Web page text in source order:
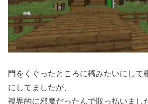
門をくぐったところに橋みたいにして
にしてましたが、
視界的に邪魔だったんで取っ払いまし